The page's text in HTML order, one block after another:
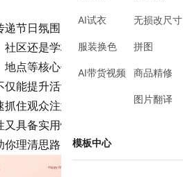
AI试衣
服装换色
AI带货视频
无损改尺寸
拼图
商品精修
图片翻译
模板中心
递节日氛围、吸引目标群体参与的
区还是学校，都需要通过海报快
点等核心信息。一张设计精良的
能提升活动的专业度，还能在社
抓住观众注意力。但如何从零开始
具备实用性的海报？本文将围绕
理清思路，高效完成设计。